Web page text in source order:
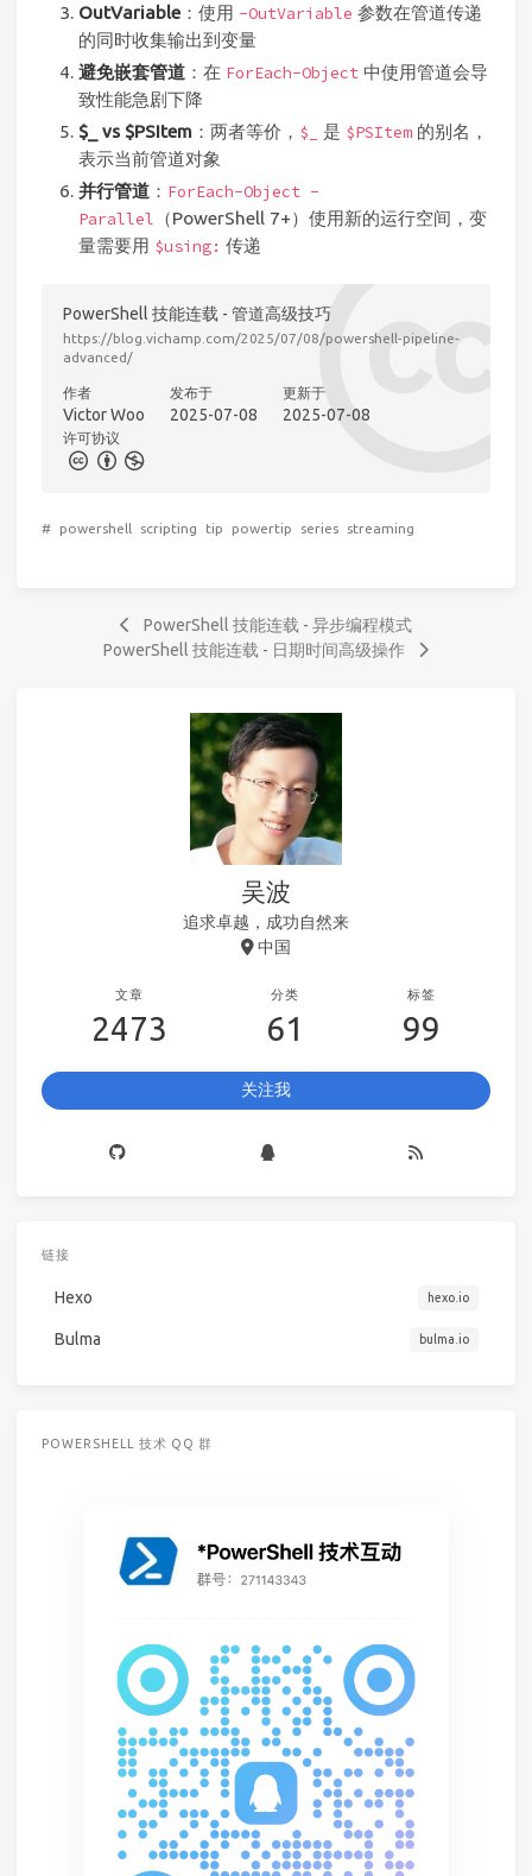
OutVariable：使用 -OutVariable 参数在管道传递
的同时收集输出到变量
避免嵌套管道：在 ForEach-Object中使用管道会导
致性能急剧下降
$_ vs $PSItem：两者等价， $_ 是 $PSItem的别名，
表示当前管道对象
并行管道： ForEach-Object -
Parallel （PowerShell 7+）使用新的运行空间，变
量需要用 $using: 传递
PowerShell 技能连载 - 管道高级技巧
https://blog.vichamp.com/2025/07/08/powershell-pipeline-
advanced/
作者
Victor Woo
发布于
2025-07-08
更新于
2025-07-08
许可协议
# powershell scripting tip powertip series streaming
PowerShell 技能连载 - 异步编程模式
PowerShell 技能连载 - 日期时间高级操作
吴波
追求卓越，成功自然来
中国
文章
2473
分类
61
标签
99
关注我
链接
Hexo hexo.io
Bulma bulma.io
POWERSHELL 技术 QQ 群